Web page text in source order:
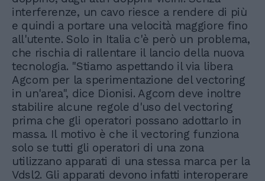
interferenze, un cavo riesce a rendere di più
e quindi a portare una velocità maggiore fino
all'utente. Solo in Italia c'è però un problema,
che rischia di rallentare il lancio della nuova
tecnologia. "Stiamo aspettando il via libera
Agcom per la sperimentazione del vectoring
in un'area", dice Dionisi. Agcom deve inoltre
stabilire alcune regole d'uso del vectoring
prima che gli operatori possano adottarlo in
massa. Il motivo è che il vectoring funziona
solo se tutti gli operatori di una zona
utilizzano apparati di una stessa marca per la
Vdsl2. Gli apparati devono infatti interoperare